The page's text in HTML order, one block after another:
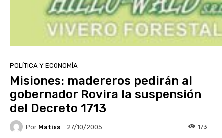
POLÍTICA Y ECONOMÍA
Misiones: madereros pedirán al
gobernador Rovira la suspensión
del Decreto 1713
Por Matias 27/10/2005 173